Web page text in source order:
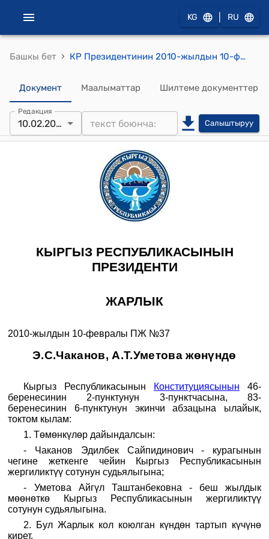
KG RU
Башкы бет › КР Президентинин 2010-жылдын 10-февралындагы ПЖ № 37 "Э.С.Чаканов, А.Т.Уметова жөнүндө" жарлыгы
Документ Маалыматтар Шилтеме документтер
Редакция
10.02.2010 Салыштыруу